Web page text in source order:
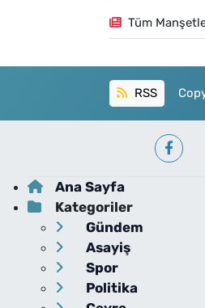
Tüm
RSS
Ana Sayfa
Kategoriler
Gündem
Asayiş
Spor
Politika